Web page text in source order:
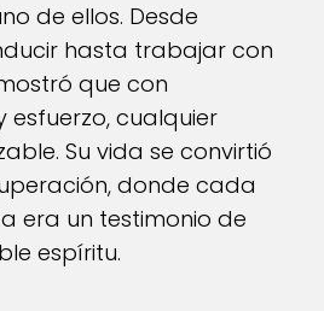
de ellos. Desde
hasta trabajar con
que con
esfuerzo, cualquier
Su vida se convirtió
donde cada
era un testimonio de
espíritu.